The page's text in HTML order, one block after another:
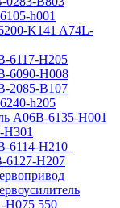
h001
K141 A74L-
6117-H205
6090-H008
2085-B107
h205
A06B-6135-H001
H301
6114-H210
6127-H207
H075 550